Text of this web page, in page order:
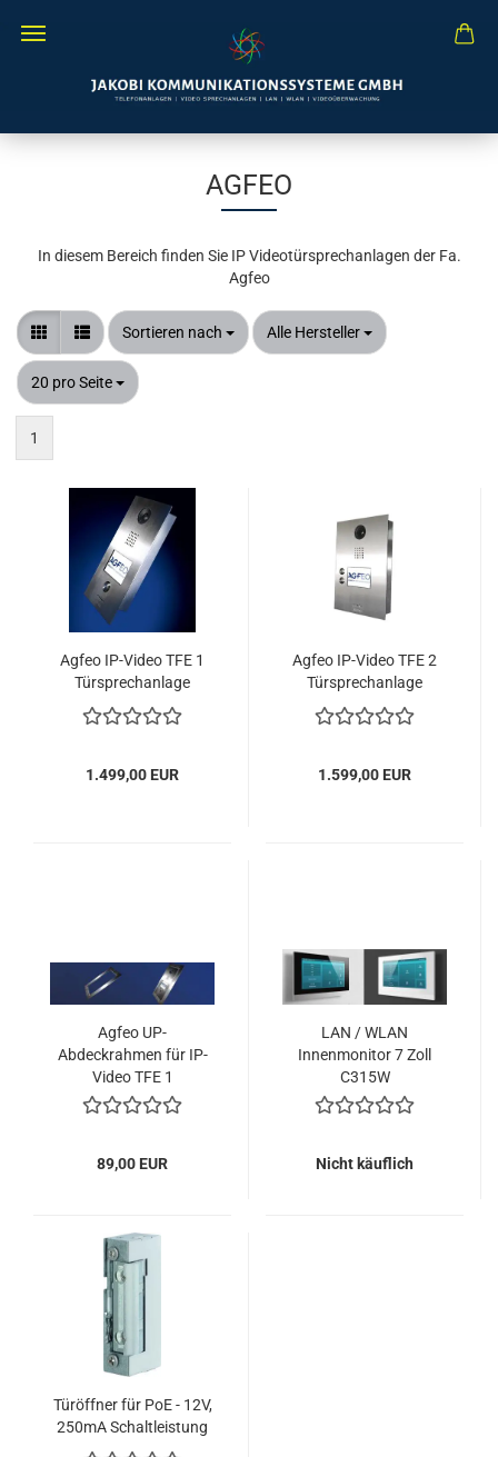
AGFEO
In diesem Bereich finden Sie IP Videotürsprechanlagen der Fa.
Agfeo
Sortieren nach
Sortieren nach Alle Hersteller
pro Seite
20 pro Seite
pro Seite
1
Agfeo IP-Video TFE 1
Türsprechanlage
1.499,00 EUR
Agfeo IP-Video TFE 2
Türsprechanlage
1.599,00 EUR
Agfeo UP-
Abdeckrahmen für IP-
Video TFE 1
89,00 EUR
LAN / WLAN
Innenmonitor 7 Zoll
C315W
Nicht käuflich
Türöffner für PoE - 12V,
250mA Schaltleistung